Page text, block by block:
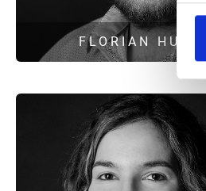
FLORIAN HUBER
M. Eng. Umwelttechnik
Schallimmissionsschutz